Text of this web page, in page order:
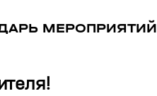
МЕРОПРИЯТИЙ